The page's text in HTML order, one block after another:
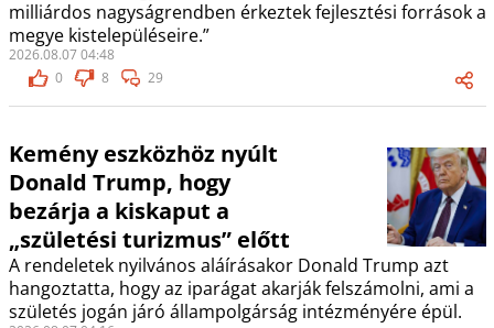
milliárdos nagyságrendben érkeztek fejlesztési források a
megye kistelepüléseire.”
2026.08.07 04:48
0
8 29
Kemény eszközhöz nyúlt
Donald Trump, hogy
bezárja a kiskaput a
„születési turizmus” előtt
A rendeletek nyilvános aláírásakor Donald Trump azt
hangoztatta, hogy az iparágat akarják felszámolni, ami a
születés jogán járó állampolgárság intézményére épül.